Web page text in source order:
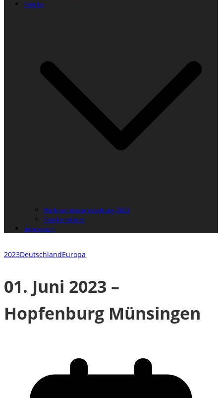
Familie
Weihnachtsüberraschung 2023
Familienvideos
Impressum
2023DeutschlandEuropa
01. Juni 2023 –
Hopfenburg Münsingen